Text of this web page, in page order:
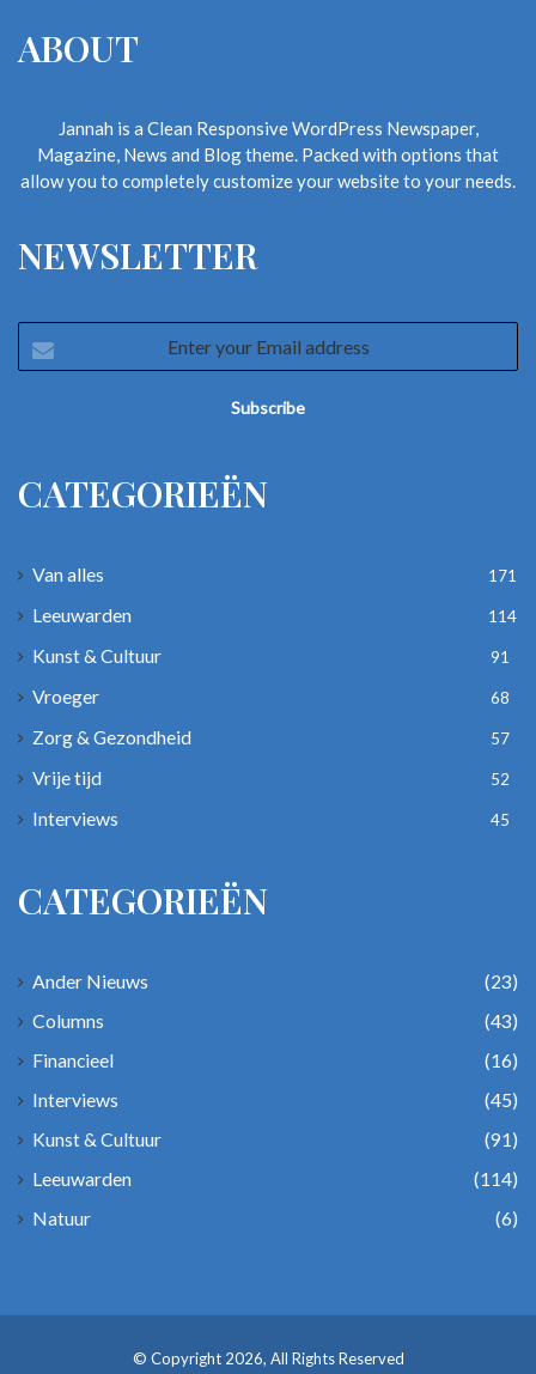
ABOUT
Jannah is a Clean Responsive WordPress Newspaper,
Magazine, News and Blog theme. Packed with options that
allow you to completely customize your website to your needs.
NEWSLETTER
your
CATEGORIEËN
Van alles 171
Leeuwarden 114
Kunst & Cultuur 91
Vroeger 68
Zorg & Gezondheid 57
Vrije tijd 52
Interviews 45
CATEGORIEËN
Ander Nieuws
(23)
Columns
(43)
Financieel
(16)
Interviews
(45)
Kunst & Cultuur
(91)
Leeuwarden
(114)
Natuur
(6)
© Copyright 2026, All Rights Reserved